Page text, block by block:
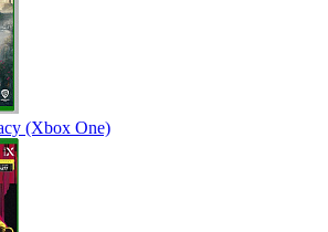
(Xbox One)